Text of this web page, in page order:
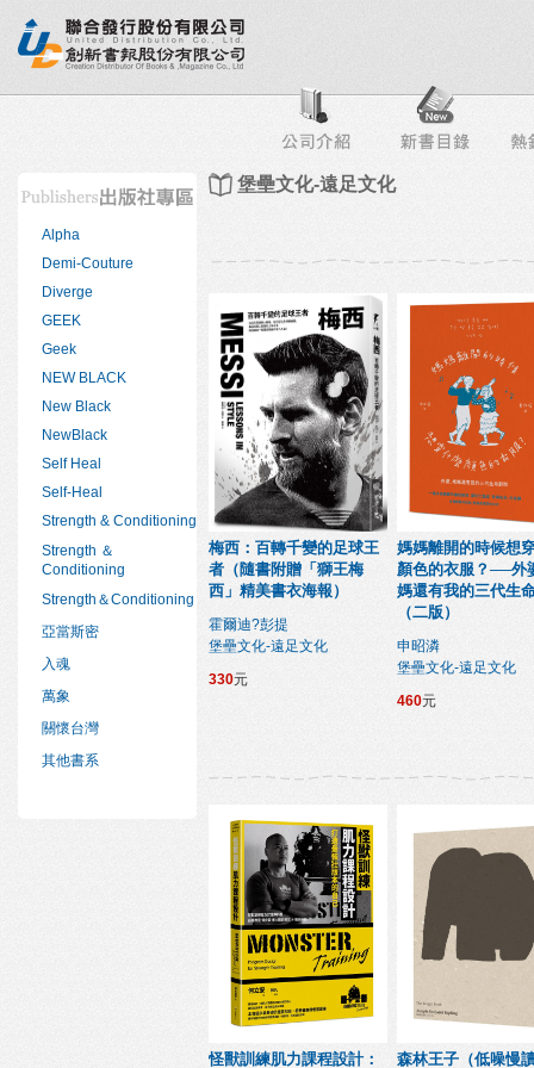
榜 出版社專區 書店專區 目錄下載 會員服務
Alpha
Demi-Couture
Diverge
GEEK
Geek
NEW BLACK
New Black
NewBlack
Self Heal
Self-Heal
Strength & Conditioning
Strength ＆
Conditioning
Strength＆Conditioning
亞當斯密
入魂
萬象
關懷台灣
其他書系
堡壘文化-遠足文化
梅西：百轉千變的足球王
者（隨書附贈「獅王梅
西」精美書衣海報）
霍爾迪?彭提
堡壘文化-遠足文化
330元
媽媽離開的時候想
顏色的衣服？──外
媽還有我的三代生
（二版）
申昭潾
堡壘文化-遠足文化
460元
怪獸訓練肌力課程設計： 森林王子（低噪慢